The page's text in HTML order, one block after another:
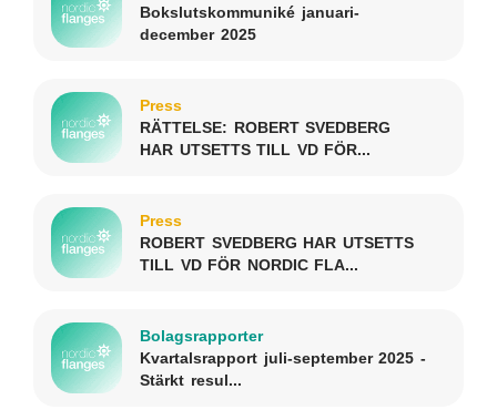
Bokslutskommuniké januari-
december 2025
Press
RÄTTELSE: ROBERT SVEDBERG
HAR UTSETTS TILL VD FÖR...
Press
ROBERT SVEDBERG HAR UTSETTS
TILL VD FÖR NORDIC FLA...
Bolagsrapporter
Kvartalsrapport juli-september 2025 -
Stärkt resul...